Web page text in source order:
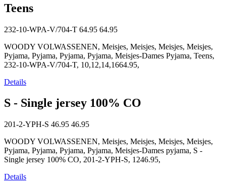
Teens
232-10-WPA-V/704-T 64.95 64.95
WOODY VOLWASSENEN, Meisjes, Meisjes, Meisjes, Meisjes,
Pyjama, Pyjama, Pyjama, Pyjama, Meisjes-Dames Pyjama, Teens,
232-10-WPA-V/704-T, 10,12,14,1664.95,
Details
S - Single jersey 100% CO
201-2-YPH-S 46.95 46.95
WOODY VOLWASSENEN, Meisjes, Meisjes, Meisjes, Meisjes,
Pyjama, Pyjama, Pyjama, Pyjama, Meisjes-Dames pyjama, S -
Single jersey 100% CO, 201-2-YPH-S, 1246.95,
Details